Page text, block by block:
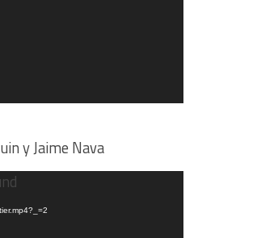
y Jaime Nava